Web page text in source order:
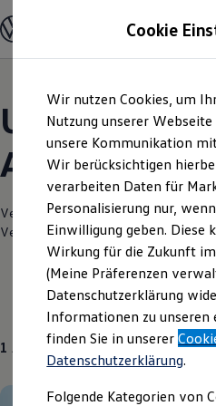
Hauptinhalt
springen
Footer
springen
Modelle und Konfigurator
Konfigurator
Modelle vergleichen
Elektroautos
ENERGY
Nutzfahrzeuge
SUV und CUV
Familienautos
Kombis
Kompaktwagen
Sportwagen
Schnell verfügbare
Angebote und Produkte
Aktuelle Angebote
E-Auto-Förderung
Volkswagen
Die ENERGY
Junge
Volkswagen
Elektromobilität
Saisonangebote
Unsere
Angebote
Verantwortlich für die Inhalte auf
Vertriebs-GmbH(Impressum &
1 Angebot
Cookie
Wir nutzen Cookies, um
Nutzung unserer
unsere Kommunikation
Wir berücksichtigen
verarbeiten Daten für
Personalisierung nur,
Einwilligung geben. Diese
Wirkung für die Zukunft
(Meine Präferenzen
Datenschutzerklärung
Informationen zu unseren
finden Sie in unserer
Datenschutzerklärung.
Folgende Kategorien von